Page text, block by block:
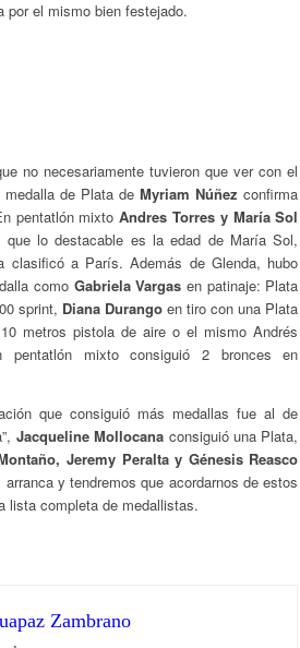
por el mismo bien festejado.
no necesariamente tuvieron que ver con el
medalla de Plata deMyriam Núñez confirma
pentatlón mixtoAndres Torres y María Sol
que lo destacable es la edad de María Sol,
clasificó a París. Además de Glenda, hubo
como Gabriela Vargas en patinaje: Plata
sprint, Diana Durangoen tiro con una Plata
metros pistola de aire o el mismo Andrés
mixto consiguió 2 bronces en
que consiguió más medallas fue al de
Jacqueline Mollocana consiguió una Plata,
Jeremy Peralta y Génesis Reasco
y tendremos que acordarnos de estos
lista completa de medallistas.
Zambrano